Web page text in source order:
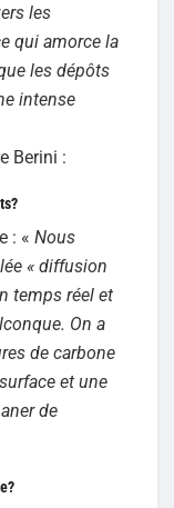
les
qui amorce la
les dépôts
intense
Berini :
: « Nous
« diffusion
temps réel et
On a
de carbone
et une
de